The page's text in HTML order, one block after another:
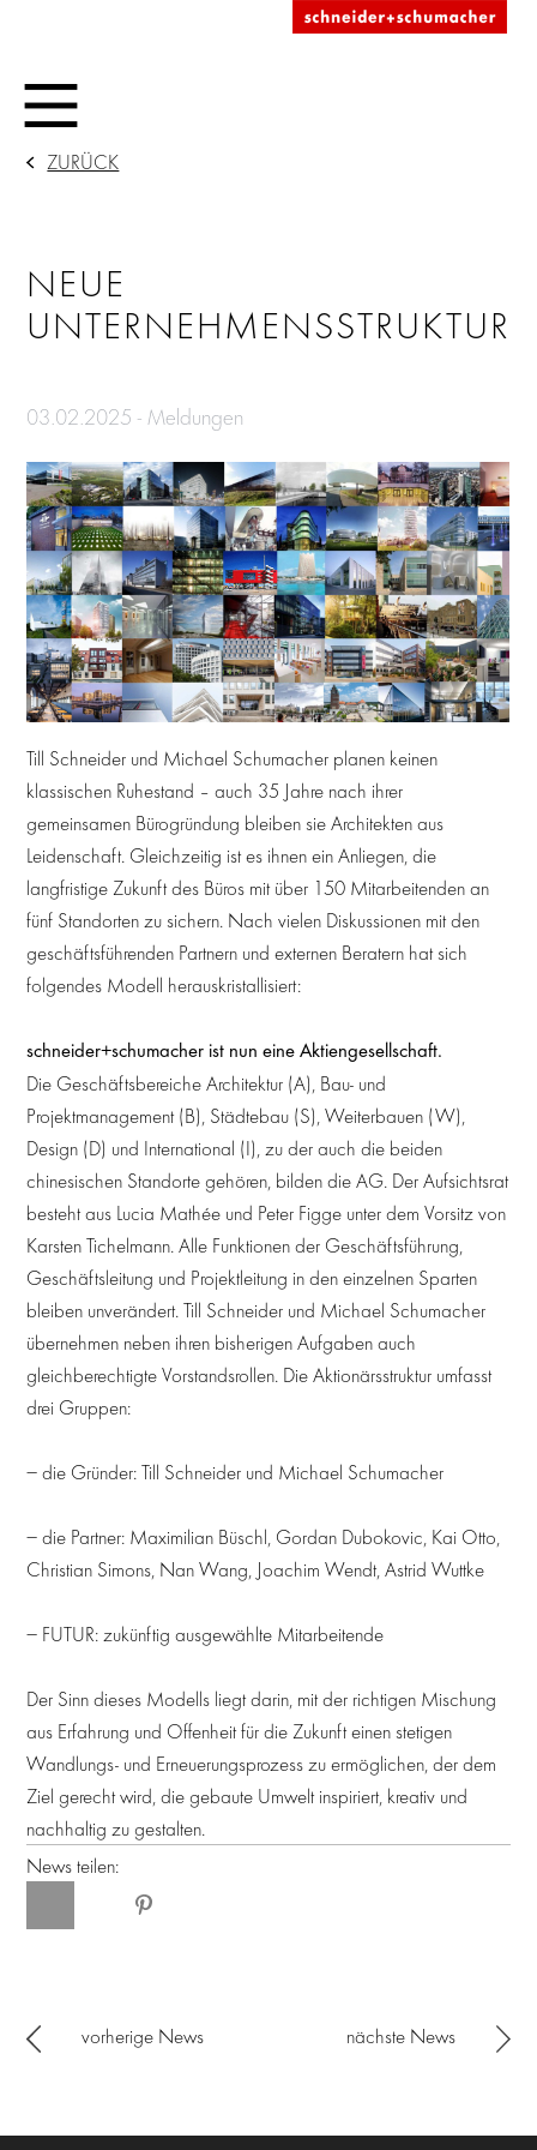
ZURÜCK
NEUE
UNTERNEHMENSSTRUKTUR
03.02.2025 - Meldungen
Till Schneider und Michael Schumacher planen keinen
klassischen Ruhestand – auch 35 Jahre nach ihrer
gemeinsamen Bürogründung bleiben sie Architekten aus
Leidenschaft. Gleichzeitig ist es ihnen ein Anliegen, die
langfristige Zukunft des Büros mit über 150 Mitarbeitenden an
fünf Standorten zu sichern. Nach vielen Diskussionen mit den
geschäftsführenden Partnern und externen Beratern hat sich
folgendes Modell herauskristallisiert:
schneider+schumacher ist nun eine Aktiengesellschaft.
Die Geschäftsbereiche Architektur (A), Bau- und
Projektmanagement (B), Städtebau (S), Weiterbauen (W),
Design (D) und International (I), zu der auch die beiden
chinesischen Standorte gehören, bilden die AG. Der Aufsichtsrat
besteht aus Lucia Mathée und Peter Figge unter dem Vorsitz von
Karsten Tichelmann. Alle Funktionen der Geschäftsführung,
Geschäftsleitung und Projektleitung in den einzelnen Sparten
bleiben unverändert. Till Schneider und Michael Schumacher
übernehmen neben ihren bisherigen Aufgaben auch
gleichberechtigte Vorstandsrollen. Die Aktionärsstruktur umfasst
drei Gruppen:
− die Gründer: Till Schneider und Michael Schumacher
− die Partner: Maximilian Büschl, Gordan Dubokovic, Kai Otto,
Christian Simons, Nan Wang, Joachim Wendt, Astrid Wuttke
− FUTUR: zukünftig ausgewählte Mitarbeitende
Der Sinn dieses Modells liegt darin, mit der richtigen Mischung
aus Erfahrung und Offenheit für die Zukunft einen stetigen
Wandlungs- und Erneuerungsprozess zu ermöglichen, der dem
Ziel gerecht wird, die gebaute Umwelt inspiriert, kreativ und
nachhaltig zu gestalten.
News teilen:
vorherige News nächste News